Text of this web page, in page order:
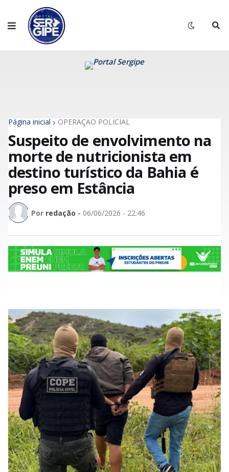
Página inicial OPERAÇÃO POLICIAL
Suspeito de envolvimento na
morte de nutricionista em
destino turístico da Bahia é
preso em Estância
Por redação - 06/06/2026 - 22:46